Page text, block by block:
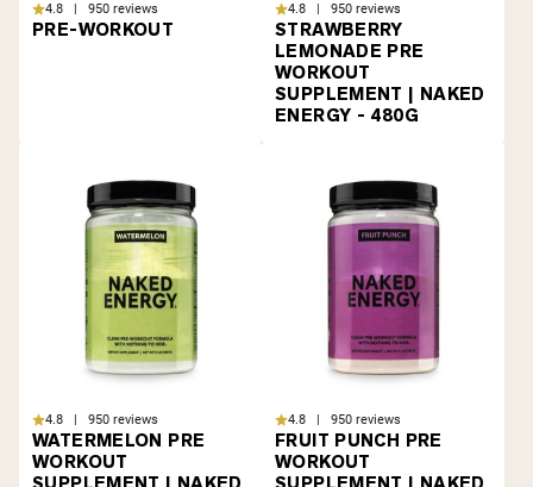
4.8 | 950 reviews
PRE-WORKOUT
4.8 | 950 reviews
STRAWBERRY
LEMONADE PRE
WORKOUT
SUPPLEMENT | NAKED
ENERGY - 480G
4.8 | 950 reviews
WATERMELON PRE
WORKOUT
4.8 | 950 reviews
FRUIT PUNCH PRE
WORKOUT